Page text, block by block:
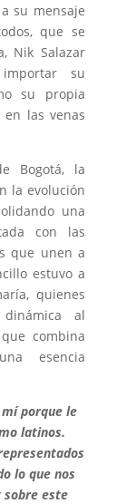
su mensaje
que se
Nik Salazar
su
su propia
las venas
Bogotá, la
la evolución
una
con las
que unen a
estuvo a
quienes
al
combina
esencia
porque le
latinos.
lo que nos
sobre este